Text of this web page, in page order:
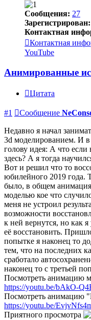
Сообщения: 27
Зарегистрирован:
Контактная
Контактная
YouTube
Анимированные
Цитата
#1 Сообщение
Недавно я начал
3d моделированием. И
голову идея: А что если
здесь? А я тогда
Вот и решил что то
юбилейного 2019 года.
было, в общем
моделью кое что
меня не устроил
возможности
к ней вернутся, но как
её восстановить.
попытке я наконец то
тем, что на последних
сработало
наконец то с третьей
Посмотреть анимацию
https://youtu.be/bAkO-
Посмотреть анимацию
https://youtu.be/
Приятного просмотра